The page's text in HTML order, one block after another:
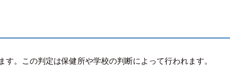
す。この判定は保健所や学校の判断によって行われます。